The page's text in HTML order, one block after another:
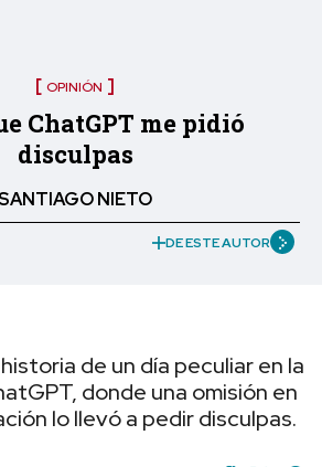
OPINIÓN
ChatGPT me pidió
disculpas
NIETO
DE ESTE AUTOR
de un día peculiar en la
donde una omisión en
lo llevó a pedir disculpas.